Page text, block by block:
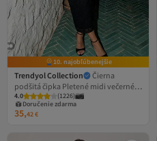
10. najobľúbenejšie
Trendyol Collection
Čierna
podšitá čipka Pletené midi večerné
šaty Večerné šaty na promócie
TPRAW25EL00120
4.0 (1226)
Doručenie zdarma
35,42€